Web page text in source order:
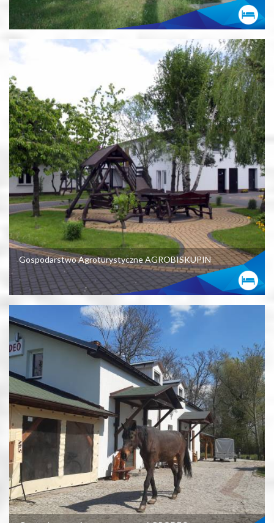
Gospodarstwo Agroturystyczne AGROBISKUPIN